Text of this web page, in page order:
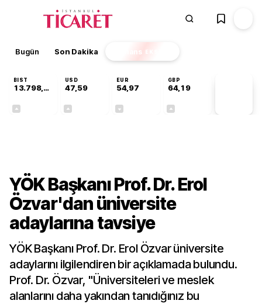
Bugün Son Dakika Finans EKSTRA
BIST
13.798,82
USD
47,59
EUR
54,97
GBP
64,19
YÖK Başkanı Prof. Dr. Erol
Özvar'dan üniversite
adaylarına tavsiye
YÖK Başkanı Prof. Dr. Erol Özvar üniversite
adaylarını ilgilendiren bir açıklamada bulundu.
Prof. Dr. Özvar, "Üniversiteleri ve meslek
alanlarını daha yakından tanıdığınız bu